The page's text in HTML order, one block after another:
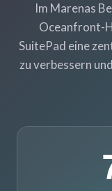
Im Marenas
Oceanfront-
SuitePad eine
zu verbessern